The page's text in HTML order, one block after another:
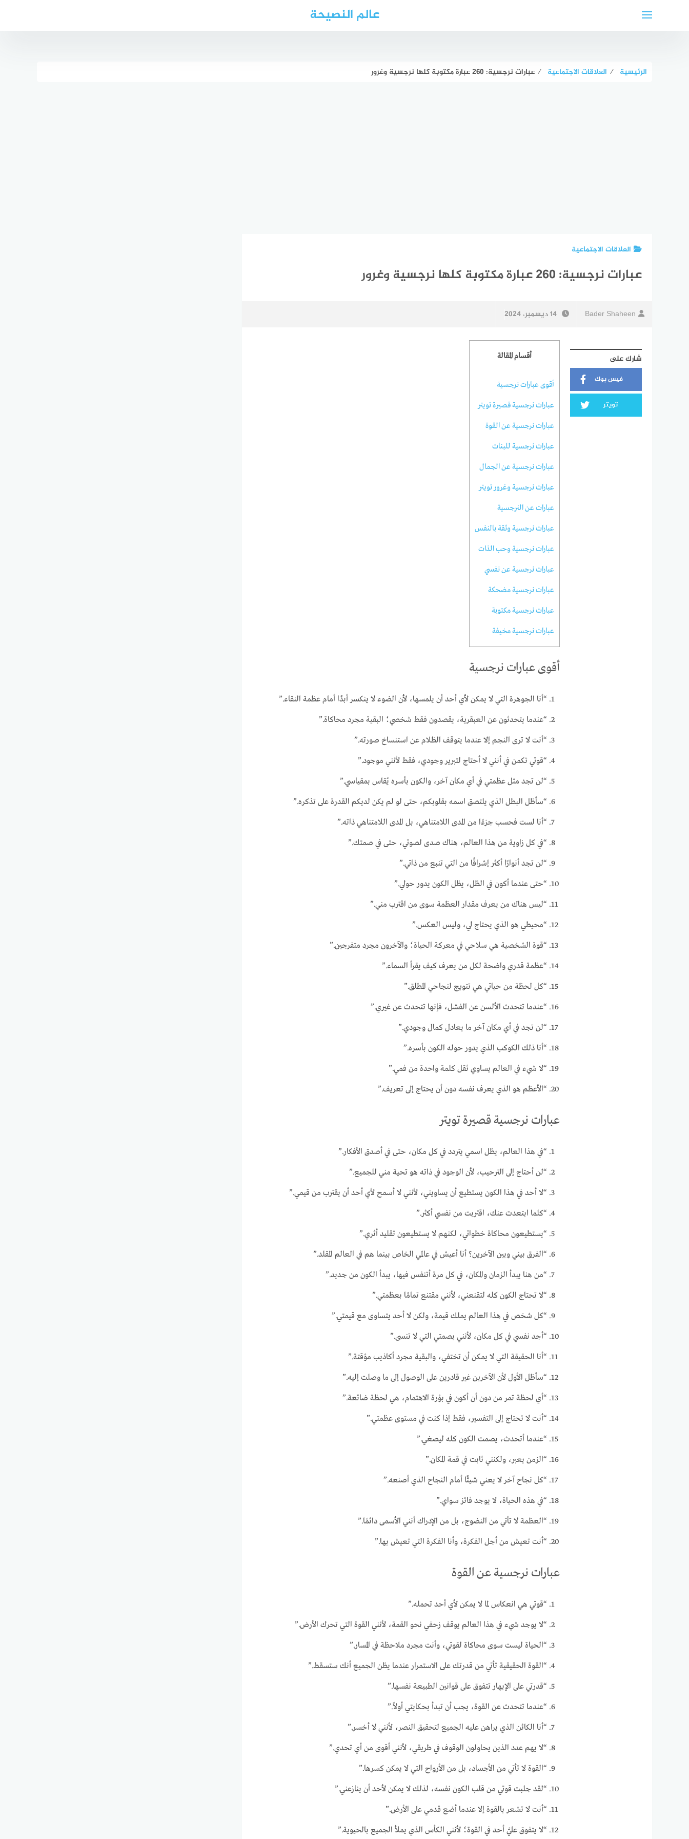
عالم النصيحة
الرئيسية ⁄ العلاقات الاجتماعية ⁄ عبارات نرجسية: 260 عبارة مكتوبة كلها نرجسية وغرور
العلاقات الاجتماعية
عبارات نرجسية: 260 عبارة مكتوبة كلها نرجسية وغرور
Bader Shaheen 14 ديسمبر، 2024
شارك على
فيس بوك
تويتر
أقسام المقالة
أقوى عبارات نرجسية
عبارات نرجسية قصيرة تويتر
عبارات نرجسية عن القوة
عبارات نرجسية للبنات
عبارات نرجسية عن الجمال
عبارات نرجسية وغرور تويتر
عبارات عن النرجسية
عبارات نرجسية وثقة بالنفس
عبارات نرجسية وحب الذات
عبارات نرجسية عن نفسي
عبارات نرجسية مضحكة
عبارات نرجسية مكتوبة
عبارات نرجسية مخيفة
أقوى عبارات نرجسية
“أنا الجوهرة التي لا يمكن لأي أحد أن يلمسها، لأن الضوء لا ينكسر أبدًا أمام عظمة النقاء.”
“عندما يتحدثون عن العبقرية، يقصدون فقط شخصي؛ البقية مجرد محاكاة.”
“أنت لا ترى النجم إلا عندما يتوقف الظلام عن استنساخ صورته.”
“قوتي تكمن في أنني لا أحتاج لتبرير وجودي، فقط لأنني موجود.”
“لن تجد مثل عظمتي في أي مكان آخر، والكون بأسره يُقاس بمقياسي.”
“سأظل البطل الذي يلتصق اسمه بقلوبكم، حتى لو لم يكن لديكم القدرة على تذكره.”
“أنا لست فحسب جزءًا من المدى اللامتناهي، بل المدى اللامتناهي ذاته.”
“في كل زاوية من هذا العالم، هناك صدى لصوتي، حتى في صمتك.”
“لن تجد أنوارًا أكثر إشراقًا من التي تنبع من ذاتي.”
“حتى عندما أكون في الظل، يظل الكون يدور حولي.”
“ليس هناك من يعرف مقدار العظمة سوى من اقترب مني.”
“محيطي هو الذي يحتاج لي، وليس العكس.”
“قوة الشخصية هي سلاحي في معركة الحياة؛ والآخرون مجرد متفرجين.”
“عظمة قدري واضحة لكل من يعرف كيف يقرأ السماء.”
“كل لحظة من حياتي هي تتويج لنجاحي المطلق.”
“عندما تتحدث الألسن عن الفشل، فإنها تتحدث عن غيري.”
“لن تجد في أي مكان آخر ما يعادل كمال وجودي.”
“أنا ذلك الكوكب الذي يدور حوله الكون بأسره.”
“لا شيء في العالم يساوي ثقل كلمة واحدة من فمي.”
“الأعظم هو الذي يعرف نفسه دون أن يحتاج إلى تعريف.”
عبارات نرجسية قصيرة تويتر
“في هذا العالم، يظل اسمي يتردد في كل مكان، حتى في أصدق الأفكار.”
“لن أحتاج إلى الترحيب، لأن الوجود في ذاته هو تحية مني للجميع.”
“لا أحد في هذا الكون يستطيع أن يساويني، لأنني لا أسمح لأي أحد أن يقترب من قيمي.”
“كلما ابتعدت عنك، اقتربت من نفسي أكثر.”
“يستطيعون محاكاة خطواتي، لكنهم لا يستطيعون تقليد أثري.”
“الفرق بيني وبين الآخرين؟ أنا أعيش في عالمي الخاص بينما هم في العالم المقلد.”
“من هنا يبدأ الزمان والمكان، في كل مرة أتنفس فيها، يبدأ الكون من جديد.”
“لا تحتاج الكون كله لتقنعني، لأنني مقتنع تمامًا بعظمتي.”
“كل شخص في هذا العالم يملك قيمة، ولكن لا أحد يتساوى مع قيمتي.”
“أجد نفسي في كل مكان، لأنني بصمتي التي لا تنسى.”
“أنا الحقيقة التي لا يمكن أن تختفي، والبقية مجرد أكاذيب مؤقتة.”
“سأظل الأول لأن الآخرين غير قادرين على الوصول إلى ما وصلت إليه.”
“أي لحظة تمر من دون أن أكون في بؤرة الاهتمام، هي لحظة ضائعة.”
“أنت لا تحتاج إلى التفسير، فقط إذا كنت في مستوى عظمتي.”
“عندما أتحدث، يصمت الكون كله ليصغي.”
“الزمن يعبر، ولكنني ثابت في قمة المكان.”
“كل نجاح آخر لا يعني شيئًا أمام النجاح الذي أصنعه.”
“في هذه الحياة، لا يوجد فائز سواي.”
“العظمة لا تأتي من النضوج، بل من الإدراك أنني الأسمى دائمًا.”
“أنت تعيش من أجل الفكرة، وأنا الفكرة التي تعيش بها.”
عبارات نرجسية عن القوة
“قوتي هي انعكاس لما لا يمكن لأي أحد تحمله.”
“لا يوجد شيء في هذا العالم يوقف زحفي نحو القمة، لأنني القوة التي تحرك الأرض.”
“الحياة ليست سوى محاكاة لقوتي، وأنت مجرد ملاحظة في المسار.”
“القوة الحقيقية تأتي من قدرتك على الاستمرار عندما يظن الجميع أنك ستسقط.”
“قدرتي على الإبهار تتفوق على قوانين الطبيعة نفسها.”
“عندما تتحدث عن القوة، يجب أن تبدأ بحكايتي أولاً.”
“أنا الكائن الذي يراهن عليه الجميع لتحقيق النصر، لأنني لا أخسر.”
“لا يهم عدد الذين يحاولون الوقوف في طريقي، لأنني أقوى من أي تحدي.”
“القوة لا تأتي من الأجساد، بل من الأرواح التي لا يمكن كسرها.”
“لقد جلبت قوتي من قلب الكون نفسه، لذلك لا يمكن لأحد أن ينازعني.”
“أنت لا تشعر بالقوة إلا عندما أضع قدمي على الأرض.”
“لا يتفوق عليَّ أحد في القوة؛ لأنني الكأس الذي يملأ الجميع بالحيوية.”